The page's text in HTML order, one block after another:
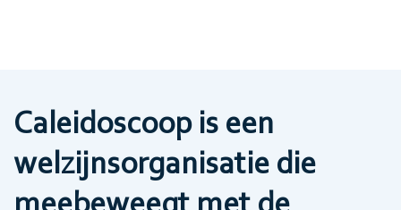
Caleidoscoop is een
welzijnsorganisatie die